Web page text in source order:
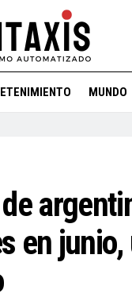
MUNDO
en junio,